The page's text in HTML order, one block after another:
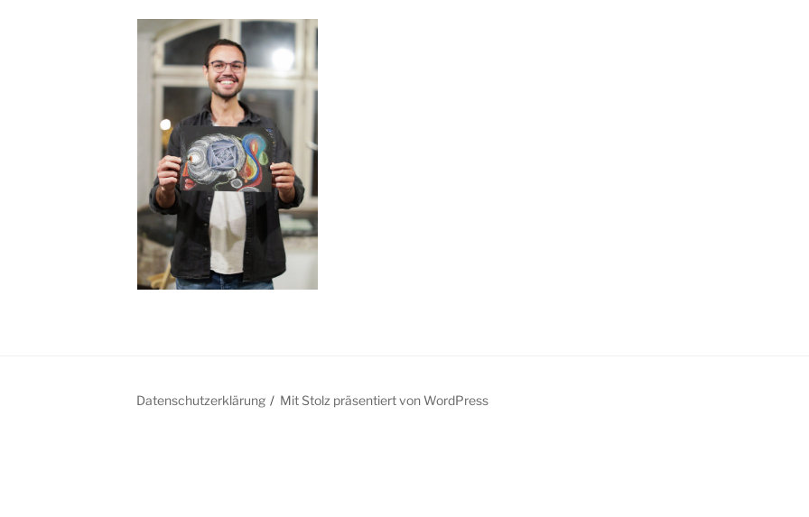
Datenschutzerklärung Mit Stolz präsentiert von WordPress